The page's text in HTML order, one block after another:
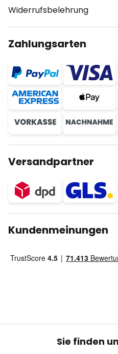
Widerrufsbelehrung
Zahlungsarten
Versandpartner
Kundenmeinungen
Sie finden